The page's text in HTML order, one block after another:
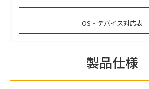
OS・デバイス対応表
製品仕様